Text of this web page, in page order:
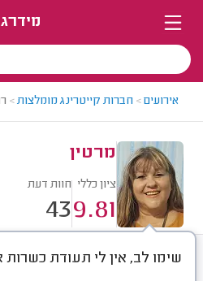
מידרג
אירועים> חברות קייטרינג מומלצות>
מרטין
ציון כללי
9.81
חוות דעת
43
שימו לב, אין לי תעודת
חוות דעת